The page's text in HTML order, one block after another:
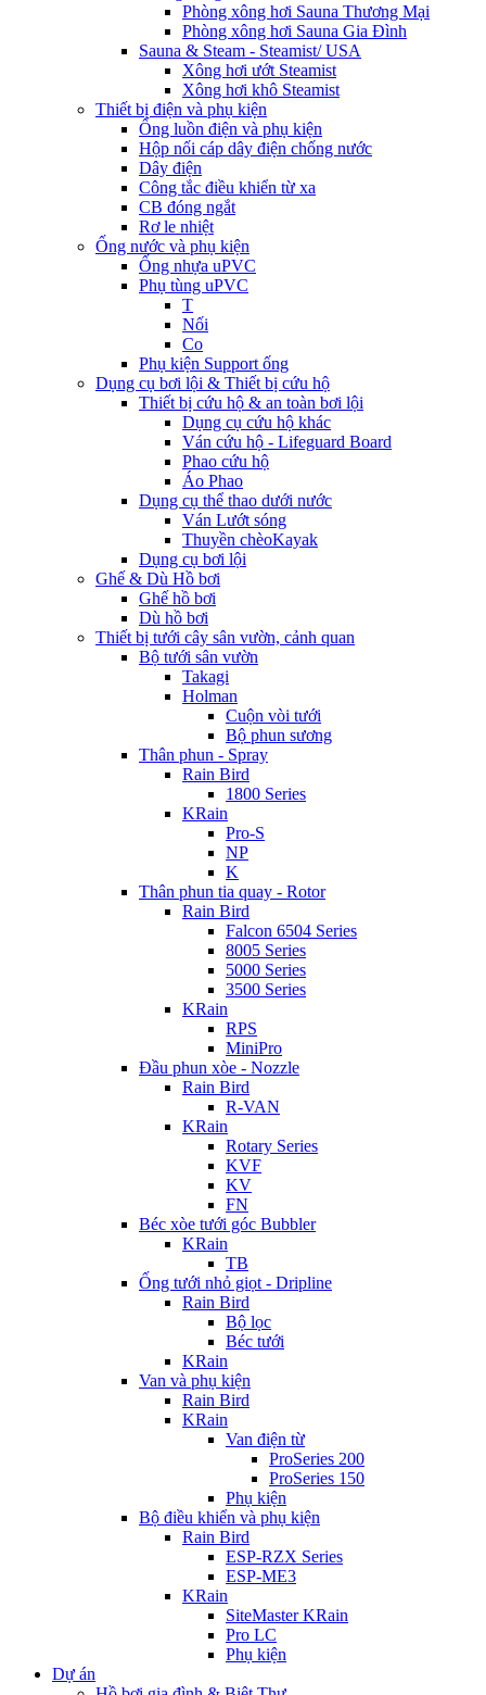
Phòng xông hơi Sauna Thương Mại
Phòng xông hơi Sauna Gia Đình
Sauna & Steam - Steamist/ USA
Xông hơi ướt Steamist
Xông hơi khô Steamist
Thiết bị điện và phụ kiện
Ống luồn điện và phụ kiện
Hộp nối cáp dây điện chống nước
Dây điện
Công tắc điều khiển từ xa
CB đóng ngắt
Rơ le nhiệt
Ống nước và phụ kiện
Ống nhựa uPVC
Phụ tùng uPVC
T
Nối
Co
Phụ kiện Support ống
Dụng cụ bơi lội & Thiết bị cứu hộ
Thiết bị cứu hộ & an toàn bơi lội
Dụng cụ cứu hộ khác
Ván cứu hộ - Lifeguard Board
Phao cứu hộ
Áo Phao
Dụng cụ thể thao dưới nước
Ván Lướt sóng
Thuyền chèoKayak
Dụng cụ bơi lội
Ghế & Dù Hồ bơi
Ghế hồ bơi
Dù hồ bơi
Thiết bị tưới cây sân vườn, cảnh quan
Bộ tưới sân vườn
Takagi
Holman
Cuộn vòi tưới
Bộ phun sương
Thân phun - Spray
Rain Bird
1800 Series
KRain
Pro-S
NP
K
Thân phun tia quay - Rotor
Rain Bird
Falcon 6504 Series
8005 Series
5000 Series
3500 Series
KRain
RPS
MiniPro
Đầu phun xòe - Nozzle
Rain Bird
R-VAN
KRain
Rotary Series
KVF
KV
FN
Béc xòe tưới góc Bubbler
KRain
TB
Ống tưới nhỏ giọt - Dripline
Rain Bird
Bộ lọc
Béc tưới
KRain
Van và phụ kiện
Rain Bird
KRain
Van điện từ
ProSeries 200
ProSeries 150
Phụ kiện
Bộ điều khiển và phụ kiện
Rain Bird
ESP-RZX Series
ESP-ME3
KRain
SiteMaster KRain
Pro LC
Phụ kiện
Dự án